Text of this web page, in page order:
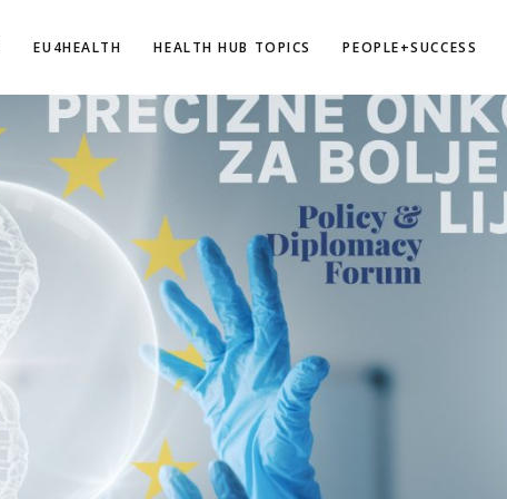
EU4HEALTH HEALTH HUB TOPICS PEOPLE+SUCCESS